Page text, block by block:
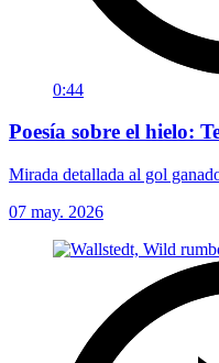
0:44
Poesía sobre el hielo:
Mirada detallada al gol
07 may. 2026